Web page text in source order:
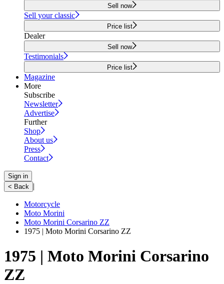
Sell now
Sell your classic
Price list
Dealer
Sell now
Testimonials
Price list
Magazine
More
Subscribe
Newsletter
Advertise
Further
Shop
About us
Press
Contact
Sign in
< Back |
Motorcycle
Moto Morini
Moto Morini Corsarino ZZ
1975 | Moto Morini Corsarino ZZ
1975 | Moto Morini Corsarino
ZZ